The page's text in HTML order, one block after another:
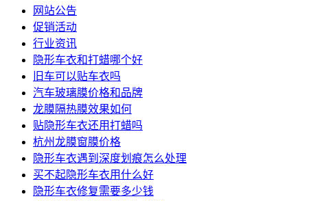
网站公告
促销活动
行业资讯
隐形车衣和打蜡哪个好
旧车可以贴车衣吗
汽车玻璃膜价格和品牌
龙膜隔热膜效果如何
贴隐形车衣还用打蜡吗
杭州龙膜窗膜价格
隐形车衣遇到深度划痕怎么处理
买不起隐形车衣用什么好
隐形车衣修复需要多少钱